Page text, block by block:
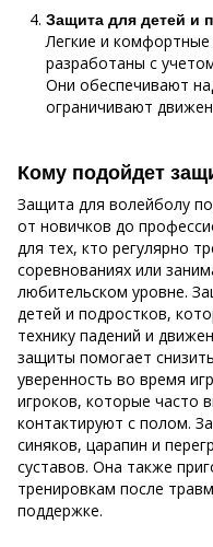
Защита для детей и
Легкие и комфортные
разработаны с
Они обеспечивают
ограничивают
Кому подойдет
Защита для волейболу
от новичков до
для тех, кто регулярно
соревнованиях или
любительском уровне.
детей и подростков,
технику падений и
защиты помогает
уверенность во время
игроков, которые часто
контактируют с полом.
синяков, царапин и
суставов. Она также
тренировкам после
поддержке.